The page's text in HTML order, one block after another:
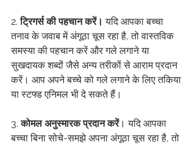
2. ट्रिगर्स की पहचान करें। यदि आपका बच्चा
तनाव के जवाब में अंगूठा चूस रहा है, तो वास्तविक
समस्या की पहचान करें और गले लगाने या
सुखदायक शब्दों जैसे अन्य तरीकों से आराम प्रदान
करें। आप अपने बच्चे को गले लगाने के लिए तकिया
या स्टफ्ड एनिमल भी दे सकते हैं।
3. कोमल अनुस्मारक प्रदान करें। यदि आपका
बच्चा बिना सोचे-समझे अपना अंगूठा चूस रहा है, तो